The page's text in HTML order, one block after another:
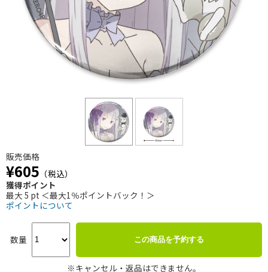
販売価格
¥605 （税込）
獲得ポイント
最大 5 pt ＜最大1％ポイントバック！＞
ポイントについて
数量 この商品を予約する
※キャンセル・返品はできません。